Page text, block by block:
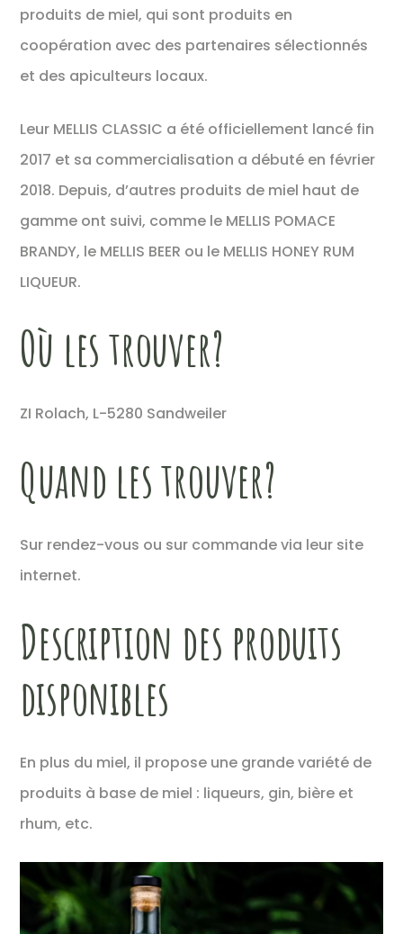
produits de miel, qui sont produits en
coopération avec des partenaires sélectionnés
et des apiculteurs locaux.
Leur MELLIS CLASSIC a été officiellement lancé fin
2017 et sa commercialisation a débuté en février
2018. Depuis, d’autres produits de miel haut de
gamme ont suivi, comme le MELLIS POMACE
BRANDY, le MELLIS BEER ou le MELLIS HONEY RUM
LIQUEUR.
Où les trouver?
ZI Rolach, L-5280 Sandweiler
Quand les trouver?
Sur rendez-vous ou sur commande via leur site
internet.
Description des produits
disponibles
En plus du miel, il propose une grande variété de
produits à base de miel : liqueurs, gin, bière et
rhum, etc.